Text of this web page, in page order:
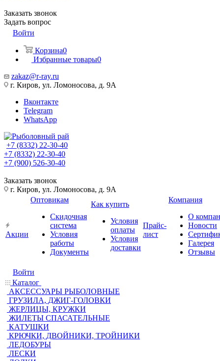
Заказать звонок
Задать вопрос
Войти
Корзина0
Избранные товары0
zakaz@r-ray.ru
г. Киров, ул. Ломоносова, д. 9А
Вконтакте
Telegram
WhatsApp
+7 (8332) 22-30-40
+7 (8332) 22-30-40
+7 (900) 526-30-40
Заказать звонок
г. Киров, ул. Ломоносова, д. 9А
Акции
Оптовикам
Скидочная
система
Условия
работы
Документы
Как купить
Условия
оплаты
Условия
доставки
Прайс-
лист
Компания
О
Новости
Галерея
Отзывы
Войти
Каталог
АКСЕССУАРЫ РЫБОЛОВНЫЕ
ГРУЗИЛА, ДЖИГ-ГОЛОВКИ
ЖЕРЛИЦЫ, КРУЖКИ
ЖИЛЕТЫ СПАСАТЕЛЬНЫЕ
КАТУШКИ
КРЮЧКИ, ДВОЙНИКИ, ТРОЙНИКИ
ЛЕДОБУРЫ
ЛЕСКИ